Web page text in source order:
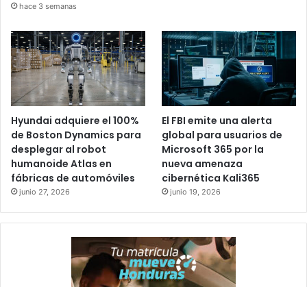
hace 3 semanas
Hyundai adquiere el 100%
de Boston Dynamics para
desplegar al robot
humanoide Atlas en
fábricas de automóviles
junio 27, 2026
El FBI emite una alerta
global para usuarios de
Microsoft 365 por la
nueva amenaza
cibernética Kali365
junio 19, 2026